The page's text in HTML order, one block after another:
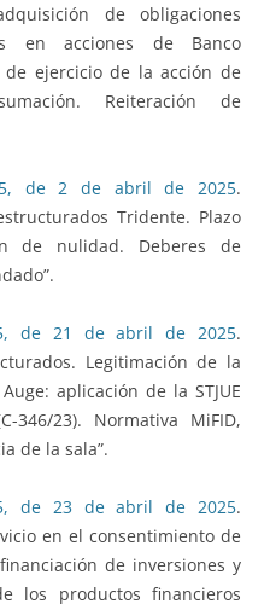
de obligaciones
en acciones de Banco
de ejercicio de la acción de
Reiteración de
de 2 de abril de 2025.
Tridente. Plazo
de nulidad. Deberes de
de 21 de abril de 2025.
Legitimación de la
aplicación de la STJUE
23). Normativa MiFID,
de la sala”.
de 23 de abril de 2025.
en el consentimiento de
de inversiones y
los productos financieros